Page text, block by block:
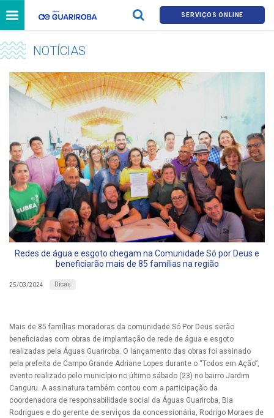
SERVIÇOS ONLINE
NOTÍCIAS
Redes de água e esgoto chegam na Comunidade Só por Deus e
beneficiarão mais de 85 famílias na região
25/03/2024 Dicas
Mais de 85 famílias moradoras da comunidade Só Por Deus serão
beneficiadas com obras de implantação de rede de água e esgoto
realizadas pela Águas Guariroba. O lançamento das obras foi assinado
pela prefeita de Campo Grande Adriane Lopes durante o “Todos em Ação”,
evento realizado pelo município no último sábado (23) no bairro Jardim
Canguru. A assinatura também contou com a participação da
coordenadora de responsabilidade social da Águas Guariroba, Bia
Rodrigues e do gerente de serviços da concessionária, Rodrigo Moraes de